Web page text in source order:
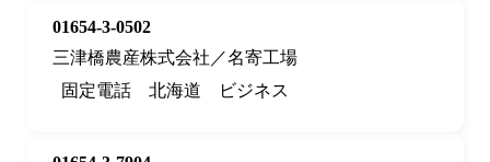
01654-3-0502
三津橋農産株式会社／名寄工場
固定電話
北海道 ビジネス